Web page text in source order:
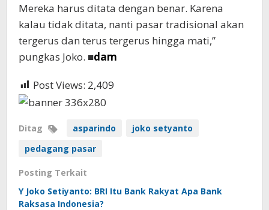
Mereka harus ditata dengan benar. Karena
kalau tidak ditata, nanti pasar tradisional akan
tergerus dan terus tergerus hingga mati,”
pungkas Joko. ■dam
Post Views: 2,409
Ditag asparindo
joko setyanto
pedagang pasar
Posting Terkait
Y Joko Setiyanto: BRI Itu Bank Rakyat Apa Bank
Raksasa Indonesia?